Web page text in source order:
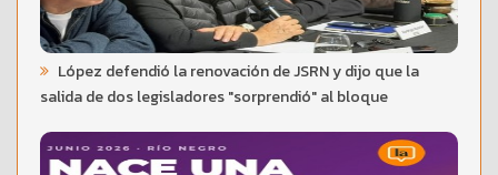
López defendió la renovación de JSRN y dijo que la
salida de dos legisladores "sorprendió" al bloque